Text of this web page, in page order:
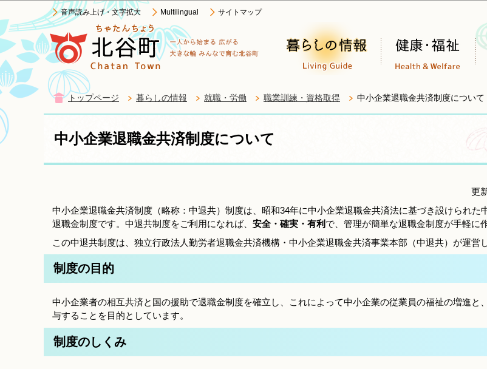
音声読み上げ・文字拡大 Multilingual サイトマップ
トップページ 暮らしの情報 就職・労働 職業訓練・資格取得 中小企業退職金共済制度について
中小企業退職金共済制度について
更
中小企業退職金共済制度（略称：中退共）制度は、昭和34年に中小企業退職金共済法に基づき設けられた
退職金制度です。中退共制度をご利用になれば、 安全・確実・有利 で、管理が簡単な退職金制度が手軽に
この中退共制度は、独立行政法人勤労者退職金共済機構・中小企業退職金共済事業本部（中退共）が運営
制度の目的
中小企業者の相互共済と国の援助で退職金制度を確立し、これによって中小企業の従業員の福祉の増進と
与することを目的としています。
制度のしくみ